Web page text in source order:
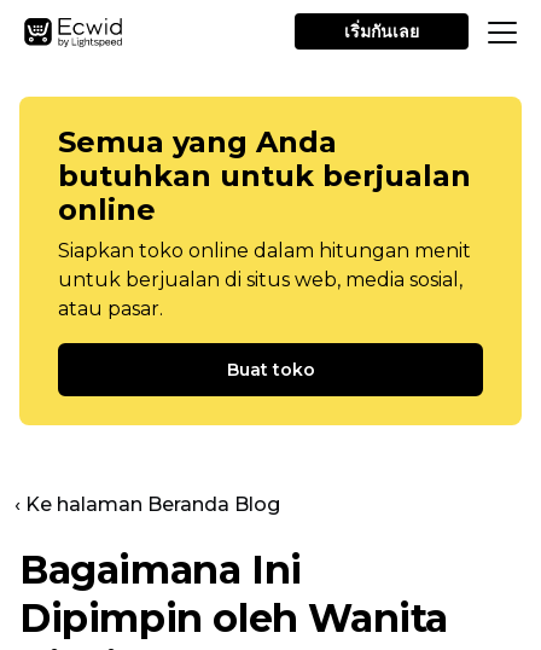
เริ่มกันเลย
Semua yang Anda
butuhkan untuk berjualan
online
Siapkan toko online dalam hitungan menit
untuk berjualan di situs web, media sosial,
atau pasar.
Buat toko
‹ Ke halaman Beranda Blog
Bagaimana Ini
Dipimpin oleh Wanita